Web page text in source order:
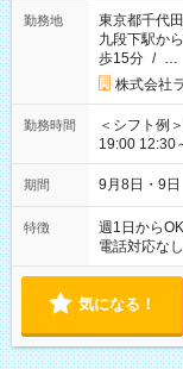
勤務地
東京都千代
九段下駅か
歩15分 / …
株式会社
勤務時間
＜シフト例
19:00 12:30～22:00 上記の時間から好
時間は変更
期間 9月8日・9日
特徴 週1日からOK
電話対応なし
気になる！